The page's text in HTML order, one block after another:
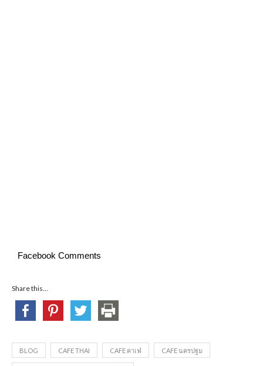
Facebook Comments
Share this...
BLOG CAFE THAI CAFE คาเฟ่ CAFE นครปฐม